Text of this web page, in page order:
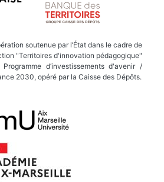
soutenue par l’État dans le cadre de
"Territoires d'innovation pédagogique"
Programme d’investissements d'avenir /
2030, opéré par la Caisse des Dépôts.